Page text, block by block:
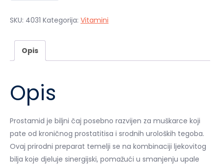
SKU: 4031 Kategorija: Vitamini
Opis
Opis
Prostamid je biljni čaj posebno razvijen za muškarce koji
pate od kroničnog prostatitisa i srodnih uroloških tegoba.
Ovaj prirodni preparat temelji se na kombinaciji ljekovitog
bilja koje djeluje sinergijski, pomažući u smanjenju upale